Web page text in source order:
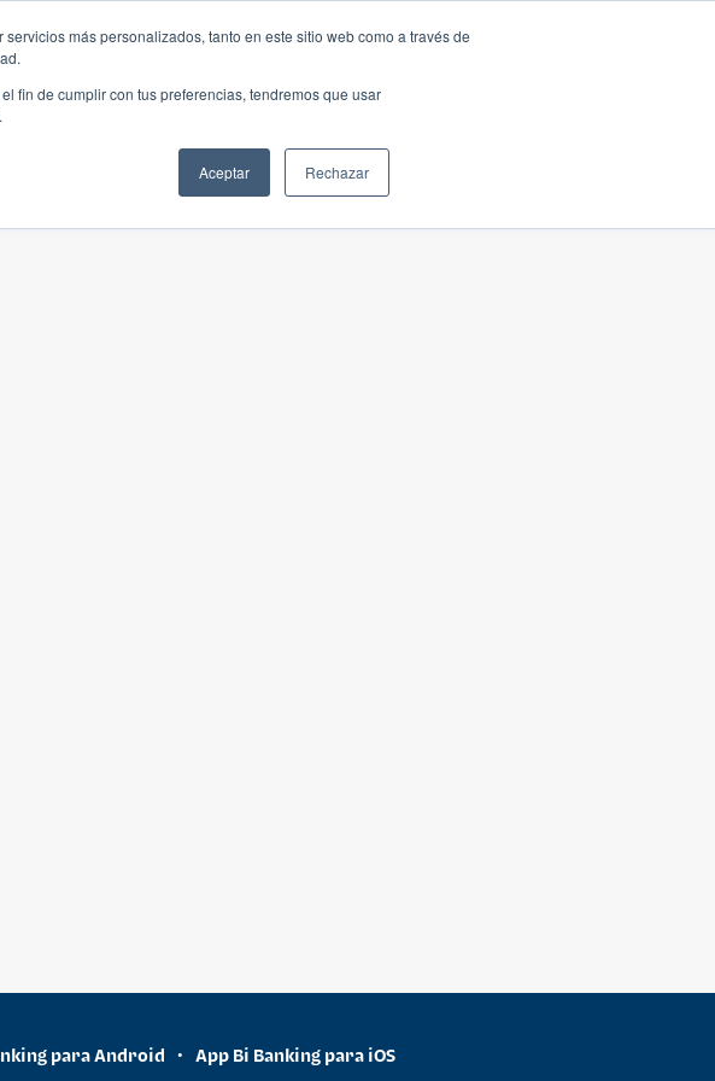
más personalizados, tanto en este sitio web como a través de
fin de cumplir con tus preferencias, tendremos que usar
Aceptar Rechazar
para Android • App Bi Banking para iOS